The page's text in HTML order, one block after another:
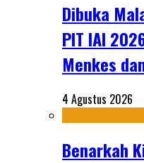
Dibuka
PIT IAI
Menkes
4 Agustus 2026
Benarkah